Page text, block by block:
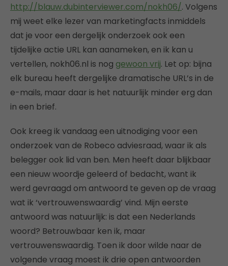
http://blauw.dubinterviewer.com/nokh06/. Volgens
mij weet elke lezer van marketingfacts inmiddels
dat je voor een dergelijk onderzoek ook een
tijdelijke actie URL kan aanameken, en ik kan u
vertellen, nokh06.nl is nog gewoon vrij. Let op: bijna
elk bureau heeft dergelijke dramatische URL’s in de
e-mails, maar daar is het natuurlijk minder erg dan
in een brief.
Ook kreeg ik vandaag een uitnodiging voor een
onderzoek van de Robeco adviesraad, waar ik als
belegger ook lid van ben. Men heeft daar blijkbaar
een nieuw woordje geleerd of bedacht, want ik
werd gevraagd om antwoord te geven op de vraag
wat ik ‘vertrouwenswaardig’ vind. Mijn eerste
antwoord was natuurlijk: is dat een Nederlands
woord? Betrouwbaar ken ik, maar
vertrouwenswaardig. Toen ik door wilde naar de
volgende vraag moest ik drie open antwoorden